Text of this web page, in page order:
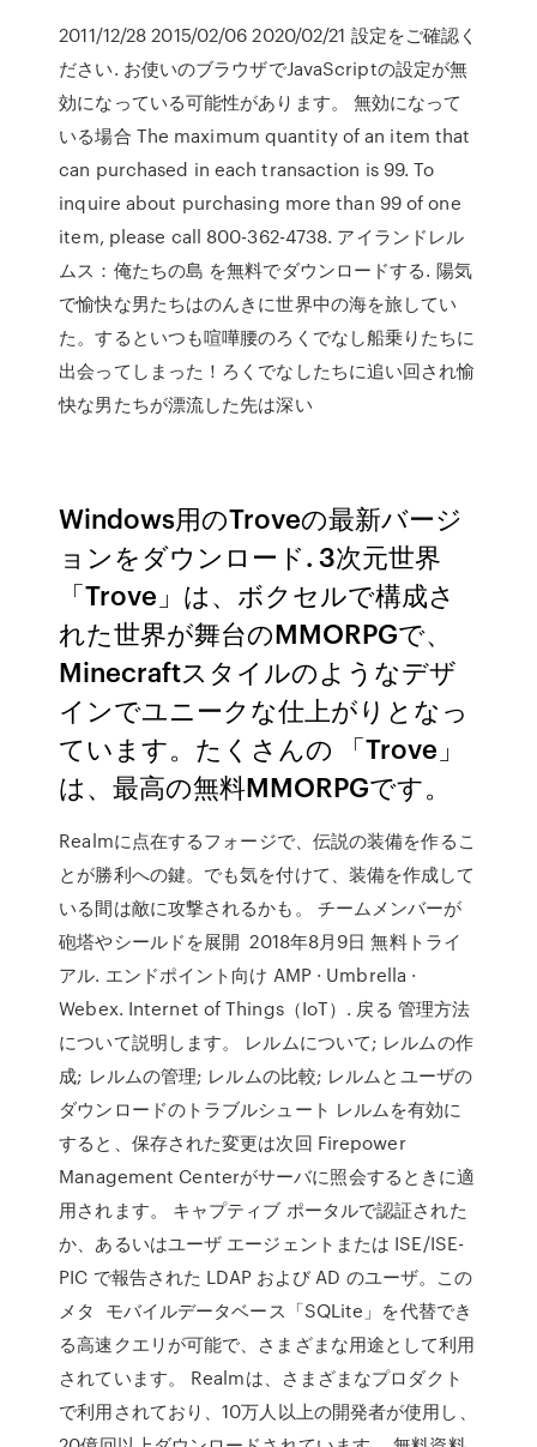
2011/12/28 2015/02/06 2020/02/21 設定をご確認く
ださい. お使いのブラウザでJavaScriptの設定が無
効になっている可能性があります。 無効になって
いる場合 The maximum quantity of an item that
can purchased in each transaction is 99. To
inquire about purchasing more than 99 of one
item, please call 800-362-4738. アイランドレル
ムス：俺たちの島 を無料でダウンロードする. 陽気
で愉快な男たちはのんきに世界中の海を旅してい
た。するといつも喧嘩腰のろくでなし船乗りたちに
出会ってしまった！ろくでなしたちに追い回され愉
快な男たちが漂流した先は深い
Windows用のTroveの最新バージ
ョンをダウンロード. 3次元世界
「Trove」は、ボクセルで構成さ
れた世界が舞台のMMORPGで、
Minecraftスタイルのようなデザ
インでユニークな仕上がりとなっ
ています。たくさんの 「Trove」
は、最高の無料MMORPGです。
Realmに点在するフォージで、伝説の装備を作るこ
とが勝利への鍵。でも気を付けて、装備を作成して
いる間は敵に攻撃されるかも。 チームメンバーが
砲塔やシールドを展開 2018年8月9日 無料トライ
アル. エンドポイント向け AMP · Umbrella ·
Webex. Internet of Things（IoT）. 戻る 管理方法
について説明します。 レルムについて; レルムの作
成; レルムの管理; レルムの比較; レルムとユーザの
ダウンロードのトラブルシュート レルムを有効に
すると、保存された変更は次回 Firepower
Management Centerがサーバに照会するときに適
用されます。 キャプティブ ポータルで認証された
か、あるいはユーザ エージェントまたは ISE/ISE-
PIC で報告された LDAP および AD のユーザ。この
メタ モバイルデータベース「SQLite」を代替でき
る高速クエリが可能で、さまざまな用途として利用
されています。 Realmは、さまざまなプロダクト
で利用されており、10万人以上の開発者が使用し、